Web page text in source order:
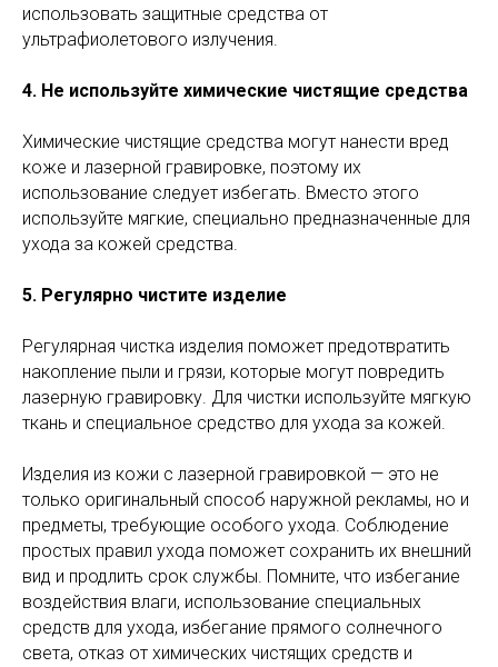
использовать защитные средства от
ультрафиолетового излучения.
4. Не используйте химические чистящие средства
Химические чистящие средства могут нанести вред
коже и лазерной гравировке, поэтому их
использование следует избегать. Вместо этого
используйте мягкие, специально предназначенные для
ухода за кожей средства.
5. Регулярно чистите изделие
Регулярная чистка изделия поможет предотвратить
накопление пыли и грязи, которые могут повредить
лазерную гравировку. Для чистки используйте мягкую
ткань и специальное средство для ухода за кожей.
Изделия из кожи с лазерной гравировкой — это не
только оригинальный способ наружной рекламы, но и
предметы, требующие особого ухода. Соблюдение
простых правил ухода поможет сохранить их внешний
вид и продлить срок службы. Помните, что избегание
воздействия влаги, использование специальных
средств для ухода, избегание прямого солнечного
света, отказ от химических чистящих средств и